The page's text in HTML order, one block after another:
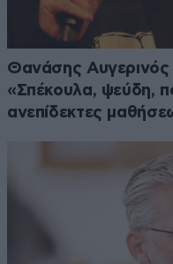
Θανάσης Αυγερινός
«Σπέκουλα, ψεύδη,
ανεπίδεκτες